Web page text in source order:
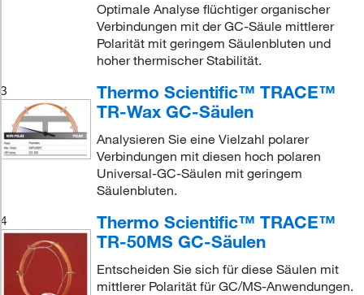
Optimale Analyse flüchtiger organischer
Verbindungen mit der GC-Säule mittlerer
Polarität mit geringem Säulenbluten und
hoher thermischer Stabilität.
3
Thermo Scientific™ TRACE™
TR-Wax GC-Säulen
Analysieren Sie eine Vielzahl polarer
Verbindungen mit diesen hoch polaren
Universal-GC-Säulen mit geringem
Säulenbluten.
4
Thermo Scientific™ TRACE™
TR-50MS GC-Säulen
Entscheiden Sie sich für diese Säulen mit
mittlerer Polarität für GC/MS-Anwendungen.